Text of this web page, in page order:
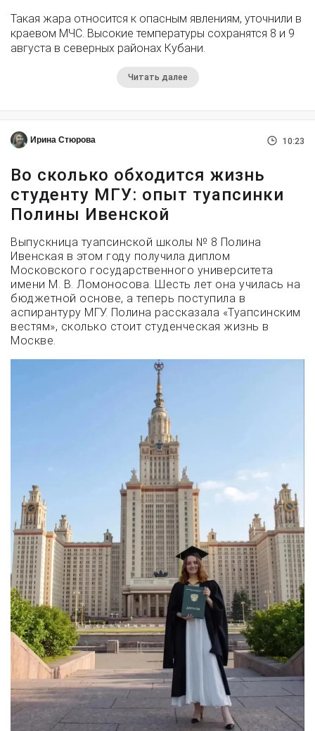
Такая жара относится к опасным явлениям, уточнили в
краевом МЧС. Высокие температуры сохранятся 8 и 9
августа в северных районах Кубани.
Читать далее
Ирина Стюрова 10:23
Во сколько обходится жизнь
студенту МГУ: опыт туапсинки
Полины Ивенской
Выпускница туапсинской школы № 8 Полина
Ивенская в этом году получила диплом
Московского государственного университета
имени М. В. Ломоносова. Шесть лет она училась на
бюджетной основе, а теперь поступила в
аспирантуру МГУ. Полина рассказала «Туапсинским
вестям», сколько стоит студенческая жизнь в
Москве.